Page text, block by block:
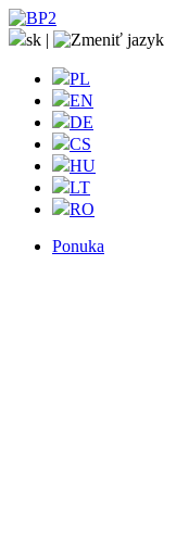
sk |
PL
EN
DE
CS
HU
LT
RO
Ponuka